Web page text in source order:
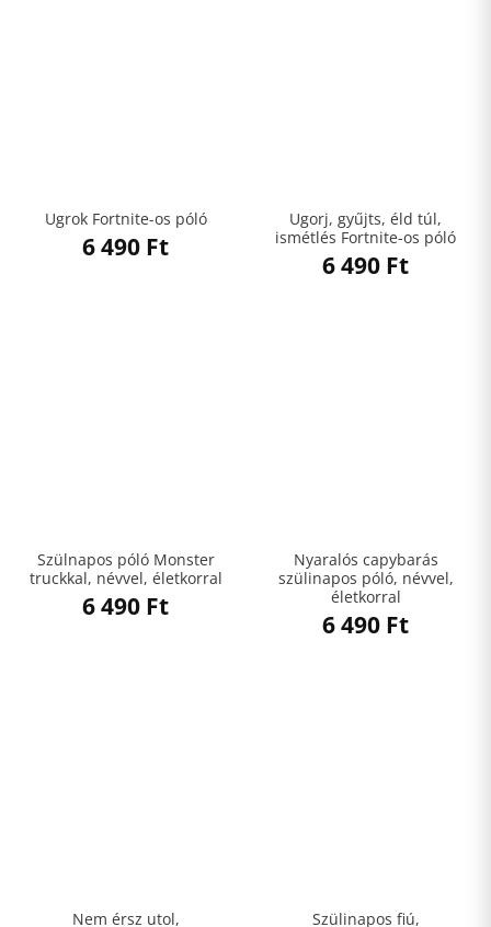
Ugrok Fortnite-os póló
6 490 Ft
Ugorj, gyűjts, éld túl,
ismétlés Fortnite-os póló
6 490 Ft
Szülnapos póló Monster
truckkal, névvel, életkorral
6 490 Ft
Nyaralós capybarás
szülinapos póló, névvel,
életkorral
6 490 Ft
Nem érsz utol, Szülinapos fiú,